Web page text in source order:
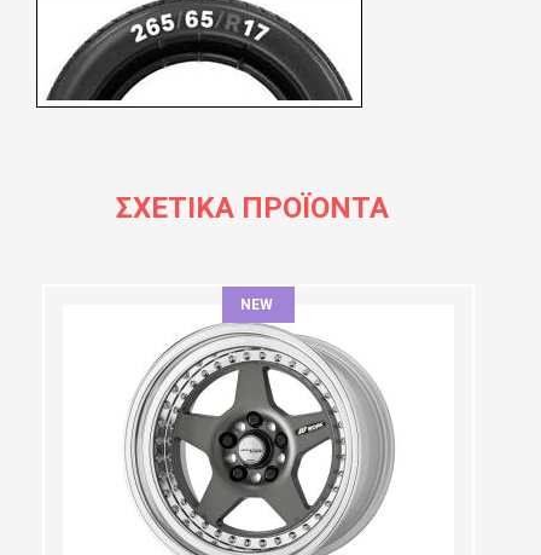
ΣΧΕΤΙΚΆ ΠΡΟΪΌΝΤΑ
ΔΙΆΜΕΤΡΟΣ:
ΠΛΆΤΟΣ:
PCD SELECTION:
OFFSET:
NEW